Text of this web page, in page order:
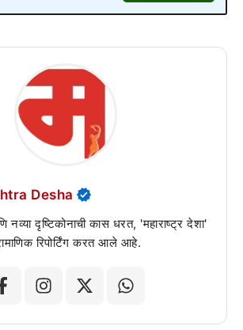
Desha
नव्या दृष्टिकोनाची कास धरत, 'महाराष्ट्र देशा'
रिपोर्टिंग करत आले आहे.